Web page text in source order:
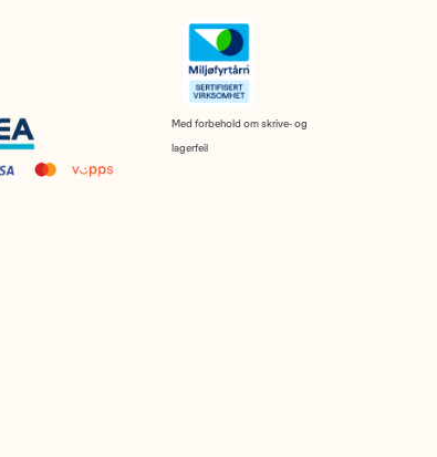
Med forbehold om skrive- og
lagerfeil